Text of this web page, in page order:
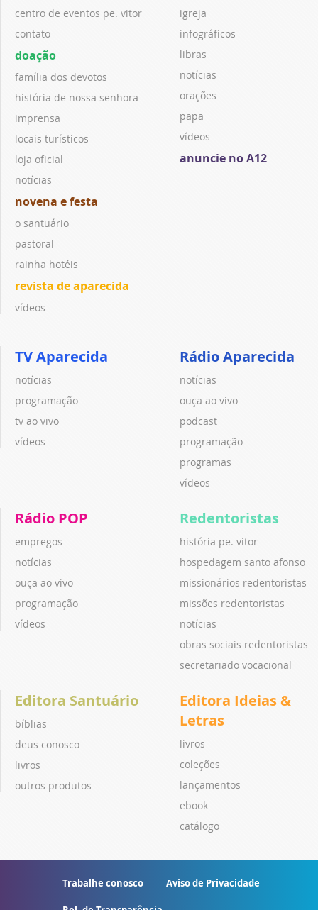
centro de eventos pe. vitor
contato
doação
família dos devotos
história de nossa senhora
imprensa
locais turísticos
loja oficial
notícias
novena e festa
o santuário
pastoral
rainha hotéis
revista de aparecida
vídeos
igreja
infográficos
libras
notícias
orações
papa
vídeos
anuncie no A12
TV Aparecida
notícias
programação
tv ao vivo
vídeos
Rádio Aparecida
notícias
ouça ao vivo
podcast
programação
programas
vídeos
Rádio POP
empregos
notícias
ouça ao vivo
programação
vídeos
Redentoristas
história pe. vitor
hospedagem santo afonso
missionários redentoristas
missões redentoristas
notícias
obras sociais redentoristas
secretariado vocacional
Editora Santuário
bíblias
deus conosco
livros
outros produtos
Editora Ideias &
Letras
livros
coleções
lançamentos
ebook
catálogo
Trabalhe conosco Aviso de Privacidade